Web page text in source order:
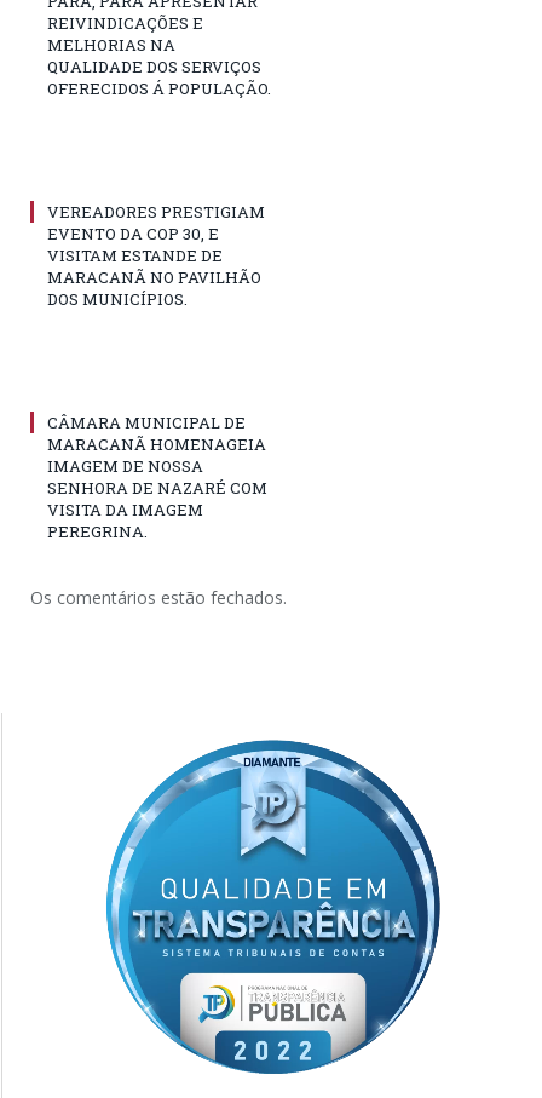
REIVINDICAÇÕES E
MELHORIAS NA
QUALIDADE DOS SERVIÇOS
OFERECIDOS Á POPULAÇÃO.
VEREADORES PRESTIGIAM
EVENTO DA COP 30, E
VISITAM ESTANDE DE
MARACANÃ NO PAVILHÃO
DOS MUNICÍPIOS.
CÂMARA MUNICIPAL DE
MARACANÃ HOMENAGEIA
IMAGEM DE NOSSA
SENHORA DE NAZARÉ COM
VISITA DA IMAGEM
PEREGRINA.
Os comentários estão fechados.